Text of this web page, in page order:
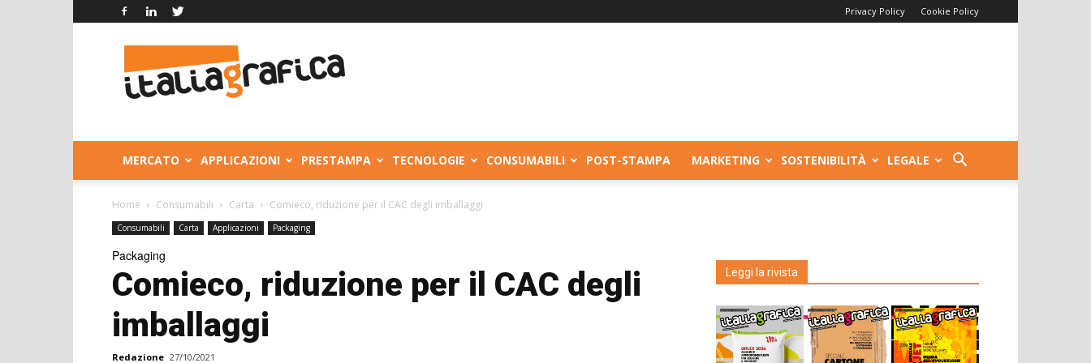
Privacy Policy Cookie Policy
Grafica
MERCATO APPLICAZIONI PRESTAMPA TECNOLOGIE CONSUMABILI POST-STAMPA MARKETING SOSTENIBILITÀ LEGALE
Home Consumabili Carta Comieco, riduzione per il CAC degli imballaggi
Consumabili Carta Applicazioni Packaging
Packaging
Comieco, riduzione per il CAC degli
imballaggi
Redazione 27/10/2021
Leggi la rivista